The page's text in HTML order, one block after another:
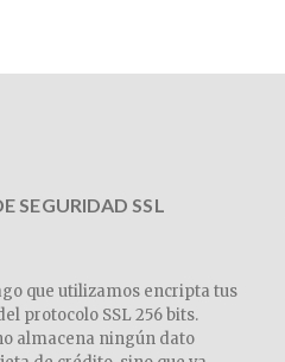
SEGURIDAD SSL
que utilizamos encripta tus
protocolo SSL 256 bits.
almacena ningún dato